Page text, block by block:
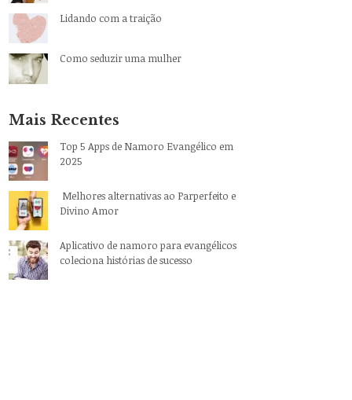
Lidando com a traição
Como seduzir uma mulher
Mais Recentes
Top 5 Apps de Namoro Evangélico em
2025
Melhores alternativas ao Parperfeito e
Divino Amor
Aplicativo de namoro para evangélicos
coleciona histórias de sucesso